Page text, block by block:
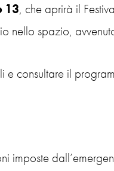
13, che aprirà il
nello spazio,
e consultare il
imposte